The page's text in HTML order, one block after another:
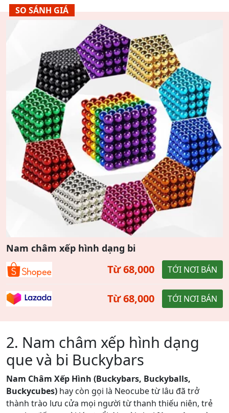
SO SÁNH GIÁ
Nam châm xếp hình dạng bi
Từ 68,000 TỚI NƠI BÁN
Từ 68,000 TỚI NƠI BÁN
2. Nam châm xếp hình dạng
que và bi Buckybars
Nam Châm Xếp Hình (Buckybars, Buckyballs,
Buckycubes) hay còn gọi là Neocube từ lâu đã trở
thành trào lưu cửa mọi người từ thanh thiếu niên, trẻ